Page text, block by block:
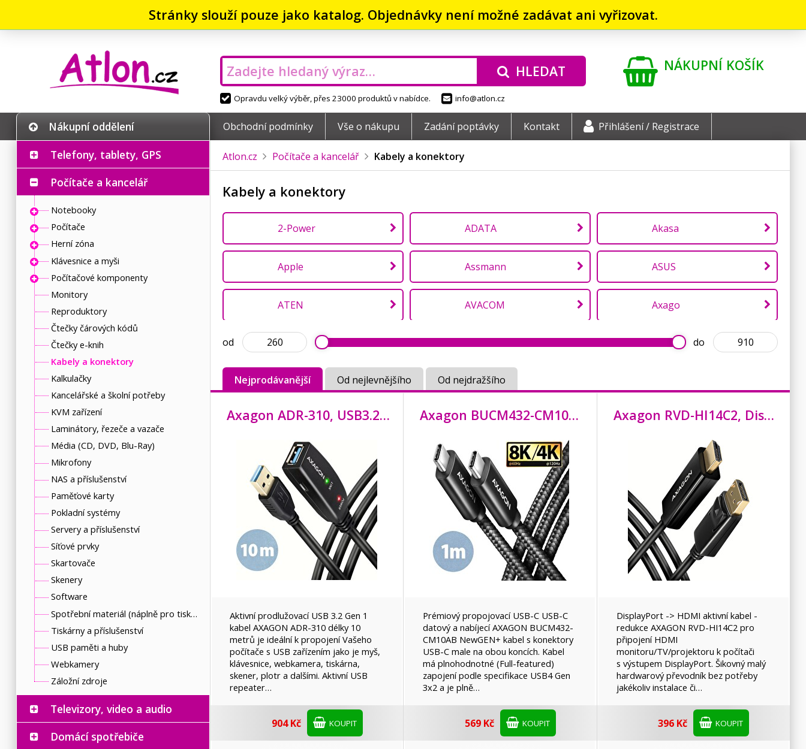
Stránky slouží pouze jako katalog. Objednávky není možné zadávat ani vyřizovat.
HLEDAT
Opravdu velký výběr, přes 23000 produktů v nabídce. info@atlon.cz
NÁKUPNÍ KOŠÍK
Nákupní oddělení Obchodní podmínky Vše o nákupu Zadání poptávky Kontakt Přihlášení / Registrace
Telefony, tablety, GPS
Počítače a kancelář
Notebooky
Počítače
Herní zóna
Klávesnice a myši
Počítačové komponenty
Monitory
Reproduktory
Čtečky čárových kódů
Čtečky e-knih
Kabely a konektory
Kalkulačky
Kancelářské a školní potřeby
KVM zařízení
Laminátory, řezeče a vazače
Média (CD, DVD, Blu-Ray)
Mikrofony
NAS a příslušenství
Paměťové karty
Pokladní systémy
Servery a příslušenství
Síťové prvky
Skartovače
Skenery
Software
Spotřební materiál (náplně pro tiskárny a další)
Tiskárny a příslušenství
USB paměti a huby
Webkamery
Záložní zdroje
Televizory, video a audio
Domácí spotřebiče
Atlon.cz Počítače a kancelář Kabely a konektory
Kabely a konektory
2-Power ADATA Akasa
Apple Assmann ASUS
ATEN AVACOM Axago
Axagon C-TECH
ColorWay CONNECT IT
DATACOM Delock DIGITUS
EMOS EVOLVEO
Fixapart Gembird Genius
I-TEC iGET
Natec Genesis Nedis
OEM Opticord Platinet
PremiumCord Samsung Solarix
Trust Ubiquiti
Xiaomi
od do
Nejprodávanější Od nejlevnějšího Od nejdražšího
Axagon ADR-310, USB3.2 aktivní prodlužovací / repeater kabel, 10m
Aktivní prodlužovací USB 3.2 Gen 1
kabel AXAGON ADR-310 délky 10
metrů je ideální k propojení Vašeho
počítače s USB zařízením jako je myš,
klávesnice, webkamera, tiskárna,
skener, plotr a dalšími. Aktivní USB
repeater…
904 Kč KOUPIT
Axagon BUCM432-CM10AB, NewGEN+ kabel USB-C <-> USB-C, 1m, USB4 Gen 3×2, PD 100W 5A, 8K HD, ALU, oplet, černý
Prémiový propojovací USB-C USB-C
datový a nabíjecí AXAGON BUCM432-
CM10AB NewGEN+ kabel s konektory
USB-C male na obou koncích. Kabel
má plnohodnotné (Full-featured)
zapojení podle specifikace USB4 Gen
3x2 a je plně…
569 Kč KOUPIT
Axagon RVD-HI14C2, DisplayPort -> HDMI 1.4 redukce / kabel 1.8m, 4K/
DisplayPort -> HDMI aktivní kabel -
redukce AXAGON RVD-HI14C2 pro
připojení HDMI
monitoru/TV/projektoru k počítači
s výstupem DisplayPort. Šikovný malý
hardwarový převodník bez potřeby
jakékoliv instalace či…
396 Kč KOUPIT